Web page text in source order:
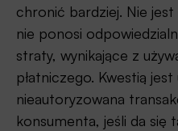
chronić bardziej. Nie
nie ponosi
straty, wynikające z
płatniczego. Kwestią
nieautoryzowana
konsumenta, jeśli da się